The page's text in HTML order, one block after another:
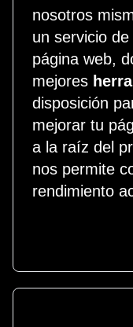
nosotros
un servicio de
página web,
mejores
disposición
mejorar tu
a la raíz del
nos permite
rendimiento